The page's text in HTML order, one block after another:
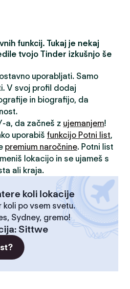
funkcij. Tukaj je nekaj
tvojo Tinder izkušnjo še
uporabljati. Samo
V svoj profil dodaj
in biografijo, da
a, da začneš z ujemanjem!
uporabiš funkcijo Potni list,
premium naročnine. Potni list
lokacijo in se ujameš s
ali kraja.
koli lokacije
koli po vsem svetu.
Sydney, gremo!
: Sittwe